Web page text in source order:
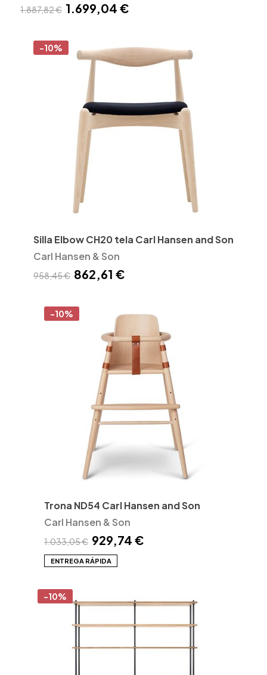
1.887,82 € 1.699,04 €
-10%
Silla Elbow CH20 tela Carl Hansen and Son
Carl Hansen & Son
958,45 € 862,61 €
-10%
Trona ND54 Carl Hansen and Son
Carl Hansen & Son
1.033,05 € 929,74 €
ENTREGA RÁPIDA
-10%